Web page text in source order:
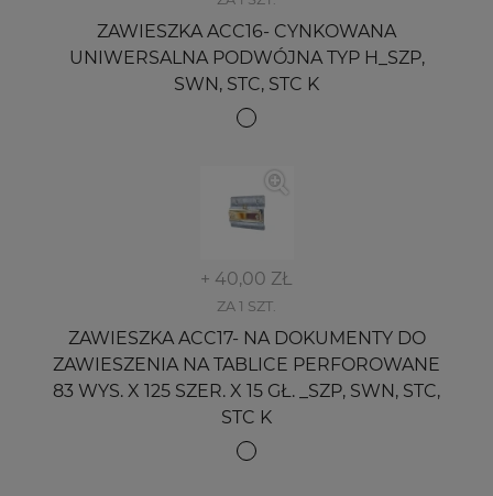
ZAWIESZKA ACC16- CYNKOWANA
UNIWERSALNA PODWÓJNA TYP H_SZP,
SWN, STC, STC K
+ 40,00 ZŁ
ZA 1 SZT.
ZAWIESZKA ACC17- NA DOKUMENTY DO
ZAWIESZENIA NA TABLICE PERFOROWANE
83 WYS. X 125 SZER. X 15 GŁ. _SZP, SWN, STC,
STC K